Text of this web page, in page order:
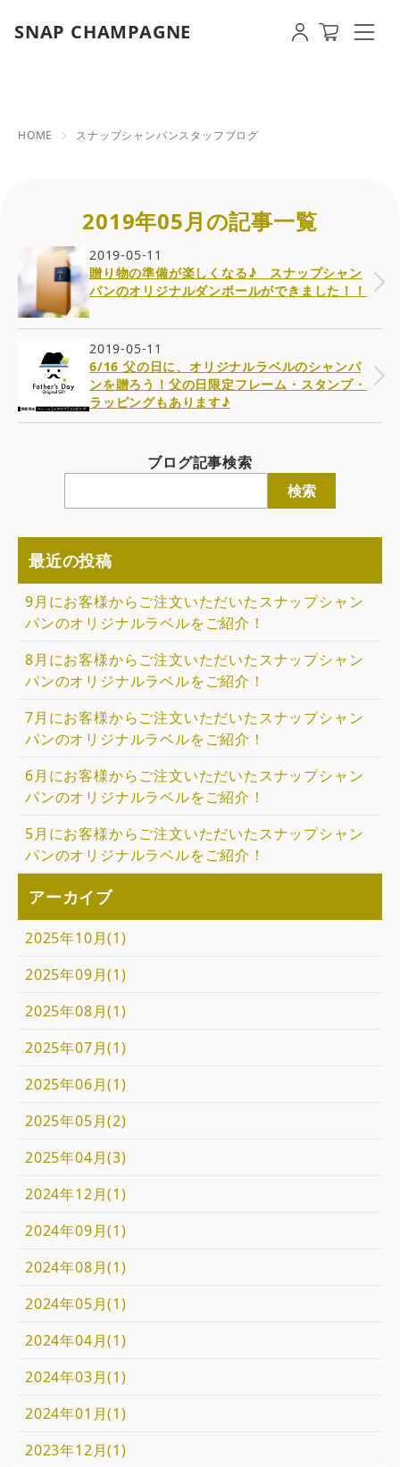
SNAP CHAMPAGNE 2019年05月の記事一覧 | 【
HOME スナップシャンパンスタッフブログ
2019年05月の記事一覧
2019-05-11
贈り物の準備が楽しくなる♪ スナップシャン
パンのオリジナルダンボールができました！！
2019-05-11
6/16 父の日に、オリジナルラベルのシャンパ
ンを贈ろう！父の日限定フレーム・スタンプ・
ラッピングもあります♪
ブログ記事検索
検索
最近の投稿
9月にお客様からご注文いただいたスナップシャン
パンのオリジナルラベルをご紹介！
8月にお客様からご注文いただいたスナップシャン
パンのオリジナルラベルをご紹介！
7月にお客様からご注文いただいたスナップシャン
パンのオリジナルラベルをご紹介！
6月にお客様からご注文いただいたスナップシャン
パンのオリジナルラベルをご紹介！
5月にお客様からご注文いただいたスナップシャン
パンのオリジナルラベルをご紹介！
アーカイブ
2025年10月(1)
2025年09月(1)
2025年08月(1)
2025年07月(1)
2025年06月(1)
2025年05月(2)
2025年04月(3)
2024年12月(1)
2024年09月(1)
2024年08月(1)
2024年05月(1)
2024年04月(1)
2024年03月(1)
2024年01月(1)
2023年12月(1)